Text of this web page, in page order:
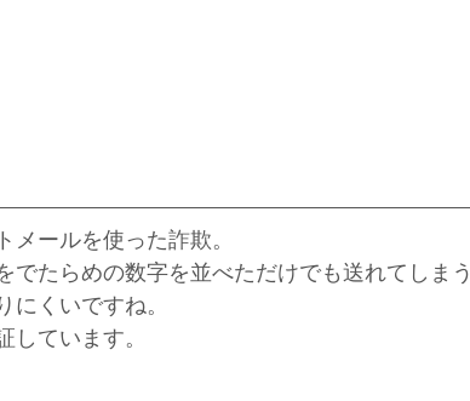
ールを使った詐欺。
でたらめの数字を並べただけでも送れてしまう
にくいですね。
しています。